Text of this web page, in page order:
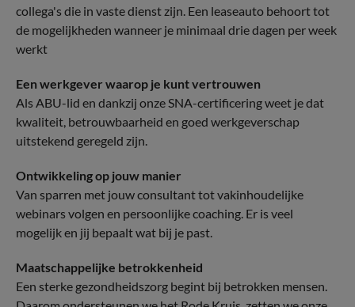
collega's die in vaste dienst zijn. Een leaseauto behoort tot
de mogelijkheden wanneer je minimaal drie dagen per week
werkt
Een werkgever waarop je kunt vertrouwen
Als ABU-lid en dankzij onze SNA-certificering weet je dat
kwaliteit, betrouwbaarheid en goed werkgeverschap
uitstekend geregeld zijn.
Ontwikkeling op jouw manier
Van sparren met jouw consultant tot vakinhoudelijke
webinars volgen en persoonlijke coaching. Er is veel
mogelijk en jij bepaalt wat bij je past.
Maatschappelijke betrokkenheid
Een sterke gezondheidszorg begint bij betrokken mensen.